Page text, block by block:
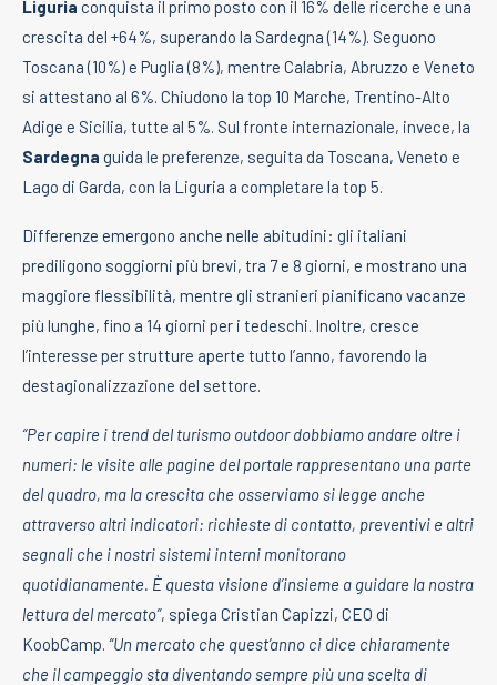
Liguria conquista il primo posto con il 16% delle ricerche e una
crescita del +64%, superando la Sardegna (14%). Seguono
Toscana (10%) e Puglia (8%), mentre Calabria, Abruzzo e Veneto
si attestano al 6%. Chiudono la top 10 Marche, Trentino-Alto
Adige e Sicilia, tutte al 5%. Sul fronte internazionale, invece, la
Sardegna guida le preferenze, seguita da Toscana, Veneto e
Lago di Garda, con la Liguria a completare la top 5.
Differenze emergono anche nelle abitudini: gli italiani
prediligono soggiorni più brevi, tra 7 e 8 giorni, e mostrano una
maggiore flessibilità, mentre gli stranieri pianificano vacanze
più lunghe, fino a 14 giorni per i tedeschi. Inoltre, cresce
l’interesse per strutture aperte tutto l’anno, favorendo la
destagionalizzazione del settore.
“Per capire i trend del turismo outdoor dobbiamo andare oltre i
numeri: le visite alle pagine del portale rappresentano una parte
del quadro, ma la crescita che osserviamo si legge anche
attraverso altri indicatori: richieste di contatto, preventivi e altri
segnali che i nostri sistemi interni monitorano
quotidianamente. È questa visione d’insieme a guidare la nostra
lettura del mercato”, spiega Cristian Capizzi, CEO di
KoobCamp. “Un mercato che quest’anno ci dice chiaramente
che il campeggio sta diventando sempre più una scelta di